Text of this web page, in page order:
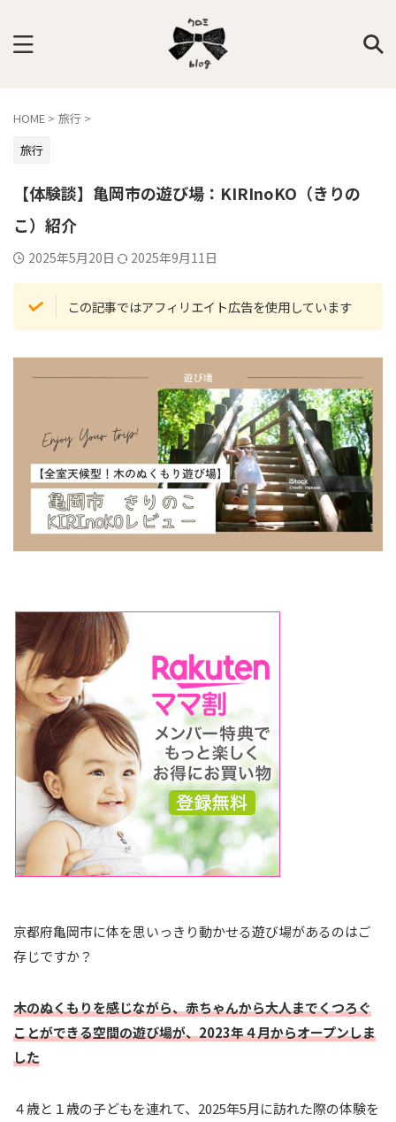
HOME > 旅行 >
旅行
【体験談】亀岡市の遊び場：KIRInoKO（きりの
こ）紹介
2025年5月20日 2025年9月11日
この記事ではアフィリエイト広告を使用しています
京都府亀岡市に体を思いっきり動かせる遊び場があるのはご
存じですか？
木のぬくもりを感じながら、赤ちゃんから大人までくつろぐ
ことができる空間の遊び場が、2023年４月からオープンしま
した
４歳と１歳の子どもを連れて、2025年5月に訪れた際の体験を